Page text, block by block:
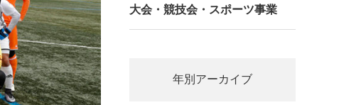
大会・競技会・スポーツ事業
年別アーカイブ